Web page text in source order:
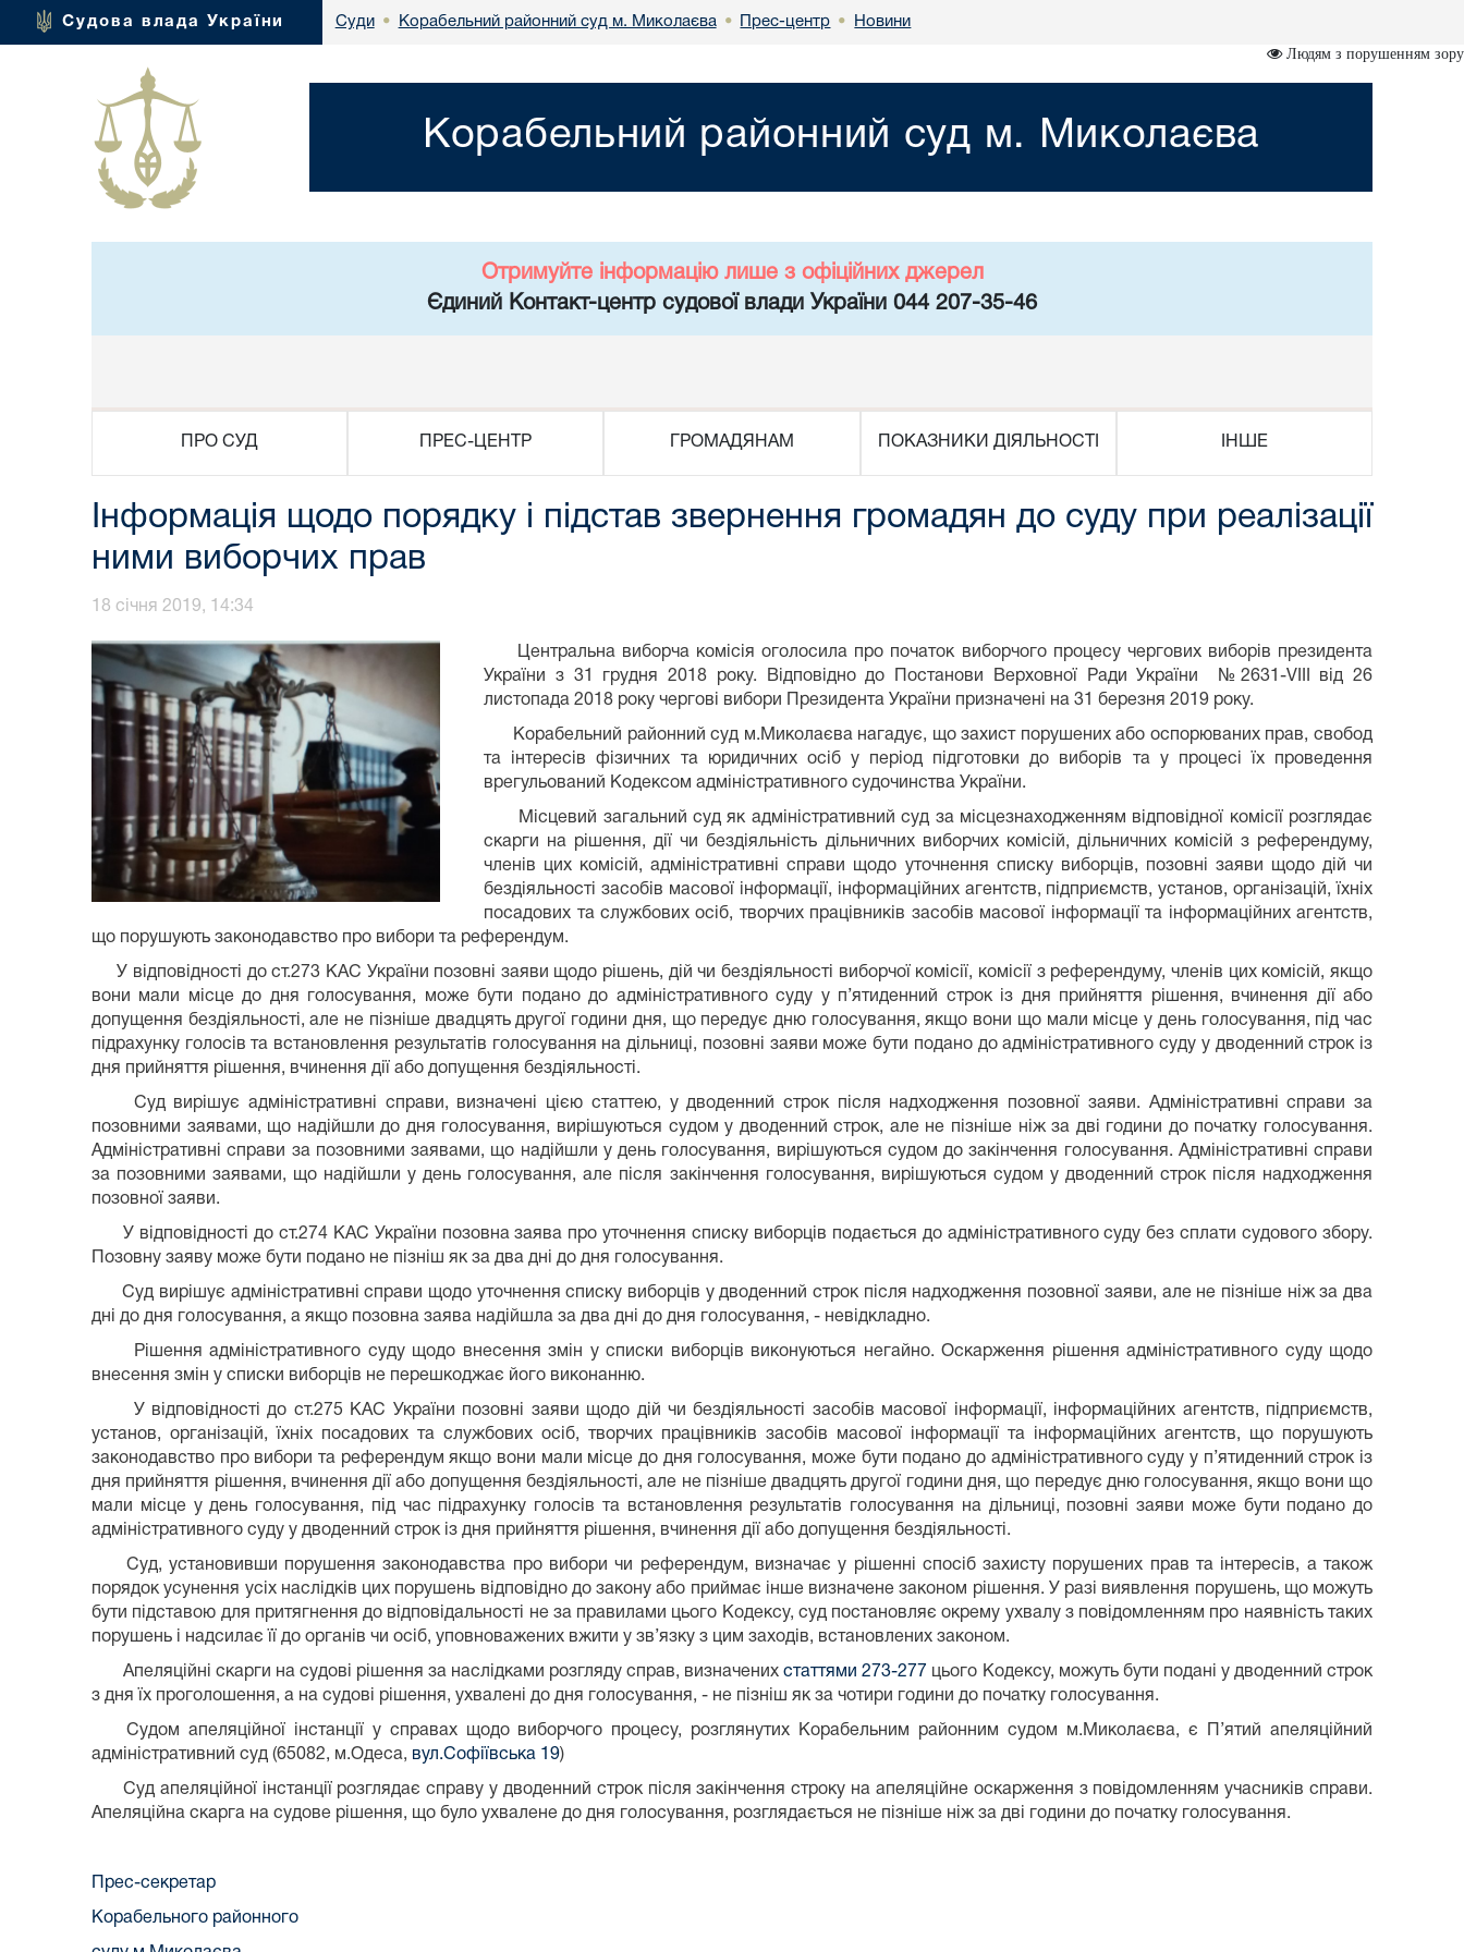
Судова влада України Суди • Корабельний районний суд м. Миколаєва • Прес-центр • Новини
Людям з порушенням зору
Корабельний районний суд м. Миколаєва
Отримуйте інформацію лише з офіційних джерел
Єдиний Контакт-центр судової влади України 044 207-35-46
ПРО СУД ПРЕС-ЦЕНТР ГРОМАДЯНАМ ПОКАЗНИКИ ДІЯЛЬНОСТІ ІНШЕ
Інформація щодо порядку і підстав звернення громадян до суду при реалізації
ними виборчих прав
18 січня 2019, 14:34
Центральна виборча комісія оголосила про початок виборчого процесу чергових виборів президента
України з 31 грудня 2018 року. Відповідно до Постанови Верховної Ради України №2631-VIII від 26
листопада 2018 року чергові вибори Президента України призначені на 31 березня 2019 року.
Корабельний районний суд м.Миколаєва нагадує, що захист порушених або оспорюваних прав, свобод
та інтересів фізичних та юридичних осіб у період підготовки до виборів та у процесі їх проведення
врегульований Кодексом адміністративного судочинства України.
Місцевий загальний суд як адміністративний суд за місцезнаходженням відповідної комісії розглядає
скарги на рішення, дії чи бездіяльність дільничних виборчих комісій, дільничних комісій з референдуму,
членів цих комісій, адміністративні справи щодо уточнення списку виборців, позовні заяви щодо дій чи
бездіяльності засобів масової інформації, інформаційних агентств, підприємств, установ, організацій, їхніх
посадових та службових осіб, творчих працівників засобів масової інформації та інформаційних агентств,
що порушують законодавство про вибори та референдум.
У відповідності до ст.273 КАС України позовні заяви щодо рішень, дій чи бездіяльності виборчої комісії, комісії з референдуму, членів цих комісій, якщо
вони мали місце до дня голосування, може бути подано до адміністративного суду у п’ятиденний строк із дня прийняття рішення, вчинення дії або
допущення бездіяльності, але не пізніше двадцять другої години дня, що передує дню голосування, якщо вони що мали місце у день голосування, під час
підрахунку голосів та встановлення результатів голосування на дільниці, позовні заяви може бути подано до адміністративного суду у дводенний строк із
дня прийняття рішення, вчинення дії або допущення бездіяльності.
Суд вирішує адміністративні справи, визначені цією статтею, у дводенний строк після надходження позовної заяви. Адміністративні справи за
позовними заявами, що надійшли до дня голосування, вирішуються судом у дводенний строк, але не пізніше ніж за дві години до початку голосування.
Адміністративні справи за позовними заявами, що надійшли у день голосування, вирішуються судом до закінчення голосування. Адміністративні справи
за позовними заявами, що надійшли у день голосування, але після закінчення голосування, вирішуються судом у дводенний строк після надходження
позовної заяви.
У відповідності до ст.274 КАС України позовна заява про уточнення списку виборців подається до адміністративного суду без сплати судового збору.
Позовну заяву може бути подано не пізніш як за два дні до дня голосування.
Суд вирішує адміністративні справи щодо уточнення списку виборців у дводенний строк після надходження позовної заяви, але не пізніше ніж за два
дні до дня голосування, а якщо позовна заява надійшла за два дні до дня голосування, - невідкладно.
Рішення адміністративного суду щодо внесення змін у списки виборців виконуються негайно. Оскарження рішення адміністративного суду щодо
внесення змін у списки виборців не перешкоджає його виконанню.
У відповідності до ст.275 КАС України позовні заяви щодо дій чи бездіяльності засобів масової інформації, інформаційних агентств, підприємств,
установ, організацій, їхніх посадових та службових осіб, творчих працівників засобів масової інформації та інформаційних агентств, що порушують
законодавство про вибори та референдум якщо вони мали місце до дня голосування, може бути подано до адміністративного суду у п’ятиденний строк із
дня прийняття рішення, вчинення дії або допущення бездіяльності, але не пізніше двадцять другої години дня, що передує дню голосування, якщо вони що
мали місце у день голосування, під час підрахунку голосів та встановлення результатів голосування на дільниці, позовні заяви може бути подано до
адміністративного суду у дводенний строк із дня прийняття рішення, вчинення дії або допущення бездіяльності.
Суд, установивши порушення законодавства про вибори чи референдум, визначає у рішенні спосіб захисту порушених прав та інтересів, а також
порядок усунення усіх наслідків цих порушень відповідно до закону або приймає інше визначене законом рішення. У разі виявлення порушень, що можуть
бути підставою для притягнення до відповідальності не за правилами цього Кодексу, суд постановляє окрему ухвалу з повідомленням про наявність таких
порушень і надсилає її до органів чи осіб, уповноважених вжити у зв’язку з цим заходів, встановлених законом.
Апеляційні скарги на судові рішення за наслідками розгляду справ, визначенихстаттями 273-277 цього Кодексу, можуть бути подані у дводенний строк
з дня їх проголошення, а на судові рішення, ухвалені до дня голосування, - не пізніш як за чотири години до початку голосування.
Судом апеляційної інстанції у справах щодо виборчого процесу, розглянутих Корабельним районним судом м.Миколаєва, є П’ятий апеляційний
адміністративний суд (65082, м.Одеса, вул.Софіївська 19)
Суд апеляційної інстанції розглядає справу у дводенний строк після закінчення строку на апеляційне оскарження з повідомленням учасників справи.
Апеляційна скарга на судове рішення, що було ухвалене до дня голосування, розглядається не пізніше ніж за дві години до початку голосування.
Прес-секретар
Корабельного районного